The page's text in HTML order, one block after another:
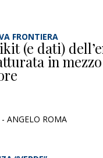
FRONTIERA
(e dati)
in
- ANGELO ROMA